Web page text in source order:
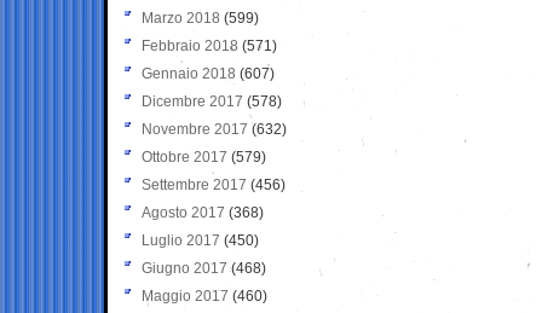
Marzo 2018 (599)
Febbraio 2018 (571)
Gennaio 2018 (607)
Dicembre 2017 (578)
Novembre 2017 (632)
Ottobre 2017 (579)
Settembre 2017 (456)
Agosto 2017 (368)
Luglio 2017 (450)
Giugno 2017 (468)
Maggio 2017 (460)